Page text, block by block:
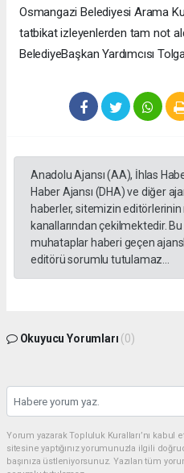
Osmangazi Belediyesi Arama
tatbikat izleyenlerden tam not
BelediyeBaşkan Yardımcısı
Anadolu Ajansı (AA), İhlas
Haber Ajansı (DHA) ve diğer
haberler, sitemizin
kanallarından çekilmektedir.
muhataplar haberi geçen
editörü sorumlu tutulamaz...
Okuyucu Yorumları (0)
Yorum yazarak Topluluk Kuralları’nı
sitesine yaptığınız yorumunuzla ilgili
başınıza üstleniyorsunuz. Yazılan tüm